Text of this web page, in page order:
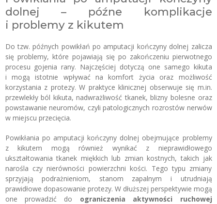
dolnej – późne komplikacje
i problemy z kikutem
Do tzw. późnych powikłań po amputacji kończyny dolnej zalicza
się problemy, które pojawiają się po zakończeniu pierwotnego
procesu gojenia rany. Najczęściej dotyczą one samego kikuta
i mogą istotnie wpływać na komfort życia oraz możliwość
korzystania z protezy. W praktyce klinicznej obserwuje się m.in.
przewlekły ból kikuta, nadwrażliwość tkanek, blizny bolesne oraz
powstawanie neuromów, czyli patologicznych rozrostów nerwów
w miejscu przecięcia.
Powikłania po amputacji kończyny dolnej obejmujące problemy
z kikutem mogą również wynikać z nieprawidłowego
ukształtowania tkanek miękkich lub zmian kostnych, takich jak
narośla czy nierówności powierzchni kości. Tego typu zmiany
sprzyjają podrażnieniom, stanom zapalnym i utrudniają
prawidłowe dopasowanie protezy. W dłuższej perspektywie mogą
one prowadzić do ograniczenia aktywności ruchowej